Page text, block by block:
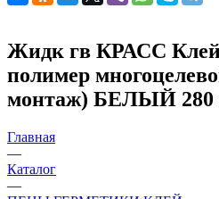
Жидк гв КРАСС
полимер
монтаж) БЕЛЫЙ 280
Главная
—
Каталог
—